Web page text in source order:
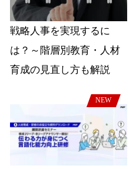
戦略人事を実現するに
は？～階層別教育・人材
育成の見直し方も解説
NEW